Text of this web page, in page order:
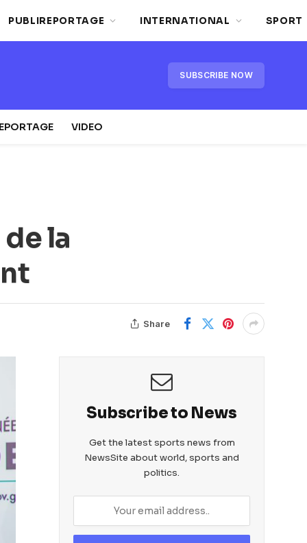
PUBLIREPORTAGE INTERNATIONAL SPORT
SUBSCRIBE NOW
VIDEO
la
Share
Subscribe to News
Get the latest sports news from
NewsSite about world, sports and
politics.